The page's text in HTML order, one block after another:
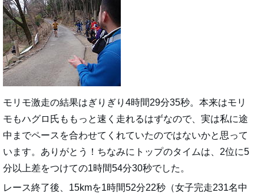
モリモ激走の結果はぎりぎり4時間29分35秒。本来はモリ
モもハグロ氏ももっと速く走れるはずなので、実は私に途
中までペースを合わせてくれていたのではないかと思って
います。ありがとう！ちなみにトップのタイムは、2位に5
分以上差をつけての1時間54分30秒でした。
レース終了後、15kmを1時間52分22秒（女子完走231名中